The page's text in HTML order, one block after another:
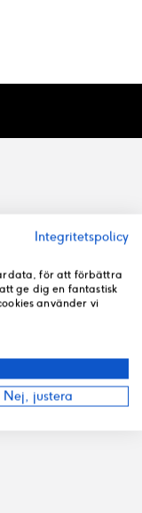
Integritetspolicy
för att förbättra
ge dig en fantastisk
använder vi
Nej, justera